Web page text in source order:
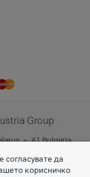
Group
A1 Bulgaria
согласувате да
корисничко